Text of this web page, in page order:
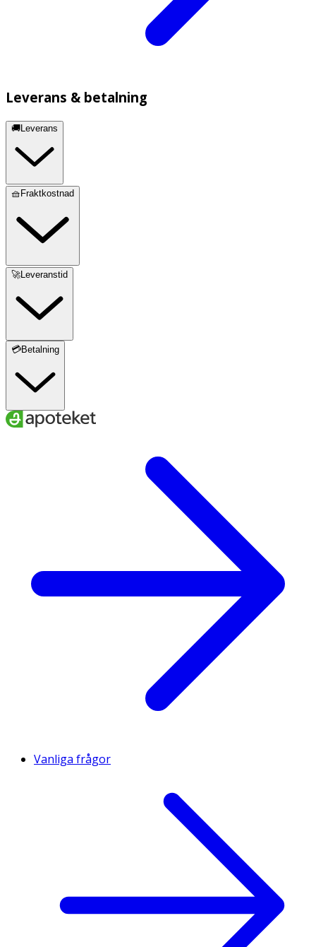
Leverans & betalning
🚚Leverans
🧺Fraktkostnad
🚀Leveranstid
💳Betalning
Vanliga frågor